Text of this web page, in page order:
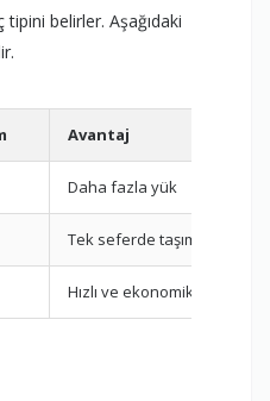
belirler. Aşağıdaki
Avantaj
Daha fazla yük
Tek seferde taşıma
Hızlı ve ekonomik